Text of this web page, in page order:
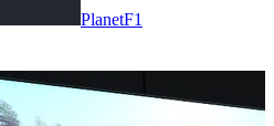
PlanetF1